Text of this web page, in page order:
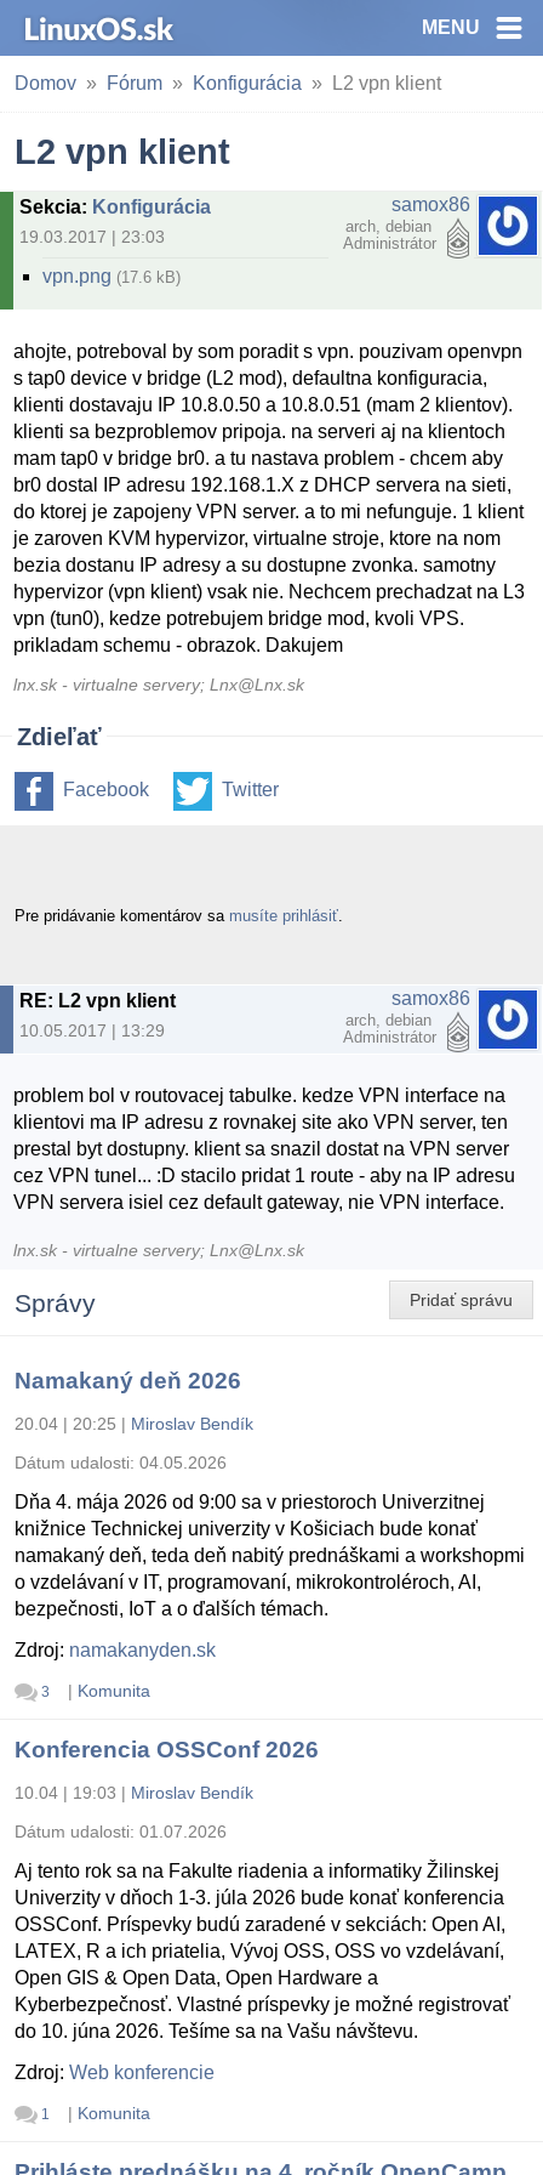
MENU
Domov Fórum Konfigurácia L2 vpn klient
L2 vpn klient
Sekcia: Konfigurácia
19.03.2017 | 23:03
samox86
arch, debian
Administrátor
vpn.png (17.6 kB)
ahojte, potreboval by som poradit s vpn. pouzivam openvpn
s tap0 device v bridge (L2 mod), defaultna konfiguracia,
klienti dostavaju IP 10.8.0.50 a 10.8.0.51 (mam 2 klientov).
klienti sa bezproblemov pripoja. na serveri aj na klientoch
mam tap0 v bridge br0. a tu nastava problem - chcem aby
br0 dostal IP adresu 192.168.1.X z DHCP servera na sieti,
do ktorej je zapojeny VPN server. a to mi nefunguje. 1 klient
je zaroven KVM hypervizor, virtualne stroje, ktore na nom
bezia dostanu IP adresy a su dostupne zvonka. samotny
hypervizor (vpn klient) vsak nie. Nechcem prechadzat na L3
vpn (tun0), kedze potrebujem bridge mod, kvoli VPS.
prikladam schemu - obrazok. Dakujem
lnx.sk - virtualne servery; Lnx@Lnx.sk
Zdieľať
Facebook Twitter
Pre pridávanie komentárov sa musíte prihlásiť
RE: L2 vpn klient
10.05.2017 | 13:29
samox86
arch, debian
Administrátor
problem bol v routovacej tabulke. kedze VPN interface na
klientovi ma IP adresu z rovnakej site ako VPN server, ten
prestal byt dostupny. klient sa snazil dostat na VPN server
cez VPN tunel... :D stacilo pridat 1 route - aby na IP adresu
VPN servera isiel cez default gateway, nie VPN interface.
lnx.sk - virtualne servery; Lnx@Lnx.sk
Pridať správu
Správy
Namakaný deň 2026
20.04 | 20:25 | Miroslav Bendík
Dátum udalosti: 04.05.2026
Dňa 4. mája 2026 od 9:00 sa v priestoroch Univerzitnej
knižnice Technickej univerzity v Košiciach bude konať
namakaný deň, teda deň nabitý prednáškami a workshopmi
o vzdelávaní v IT, programovaní, mikrokontroléroch, AI,
bezpečnosti, IoT a o ďalších témach.
Zdroj: namakanyden.sk
3 | Komunita
Konferencia OSSConf 2026
10.04 | 19:03 | Miroslav Bendík
Dátum udalosti: 01.07.2026
Aj tento rok sa na Fakulte riadenia a informatiky Žilinskej
Univerzity v dňoch 1-3. júla 2026 bude konať konferencia
OSSConf. Príspevky budú zaradené v sekciách: Open AI,
LATEX, R a ich priatelia, Vývoj OSS, OSS vo vzdelávaní,
Open GIS & Open Data, Open Hardware a
Kyberbezpečnosť. Vlastné príspevky je možné registrovať
do 10. júna 2026. Tešíme sa na Vašu návštevu.
Zdroj: Web konferencie
1 | Komunita